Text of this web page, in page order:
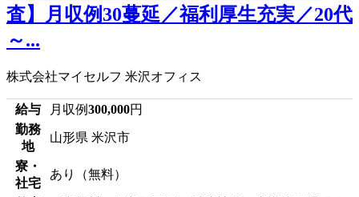
査】月収例30蔓延／福利厚生充実／20代
～...
株式会社マイセルフ 米沢オフィス
給与 月収例300,000円
勤務
地
山形県 米沢市
寮・
社宅
あり（無料）